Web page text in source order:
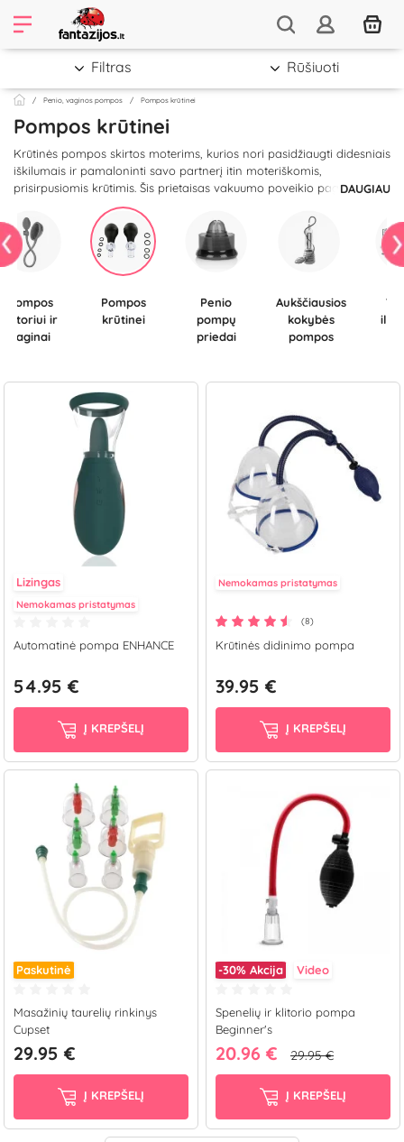
Penio, vaginos pompos Pompos krūtinei
Filtras Rūšiuoti
Pompos krūtinei
Krūtinės pompos skirtos moterims, kurios nori pasidžiaugti didesniais
iškilumais ir pamaloninti savo partnerį itin moteriškomis,
prisirpusiomis krūtimis. Šis prietaisas vakuumo poveikio pagalba
stimuliuoja krūtų audinio sluoksnius ir gerina kraujotaką, todėl
krūtinė padidėja ir tampa putlesnė. Pompos gali būti rankinės arba
vibruojančios. Valdymas itin paprastas, galima pumpuoti ranka
arba kelių mygtukų paspaudimu. Išpildykite savo senas svajones ir
mėgaukitės tobulais apvalumais!
DAUGIAU
klitoriui ir
vaginai
Pompos
krūtinei
Penio
pompų
priedai
Aukščiausios
kokybės
pompos
Varpos
Lizingas
Nemokamas pristatymas
Automatinė pompa ENHANCE
54.95 €
Į KREPŠELĮ
Nemokamas pristatymas
(8)
Krūtinės didinimo pompa
39.95 €
Į KREPŠELĮ
Paskutinė
Masažinių taurelių rinkinys
Cupset
29.95 €
Į KREPŠELĮ
-30% Akcija Video
Spenelių ir klitorio pompa
Beginner's
20.96 € 29.95 €
Į KREPŠELĮ